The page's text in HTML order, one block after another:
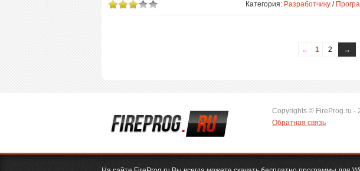
Категория: Разработчику /
← 1 2 →
Copyrights © FireProg.ru -
Обратная связь